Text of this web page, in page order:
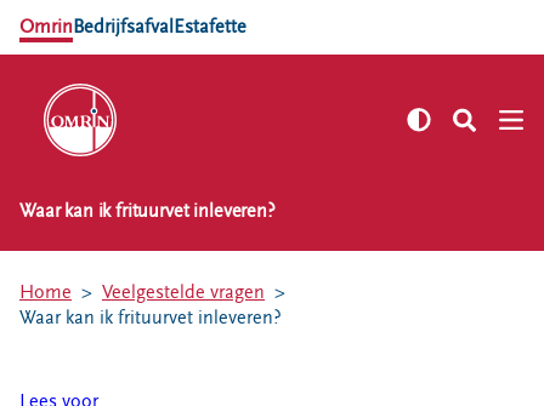
OmrinBedrijfsafval Estafette
NL EN
Afvalkalender
Waar kan ik frituurvet inleveren?
Home
Veelgestelde vragen
Waar kan ik frituurvet inleveren?
Lees voor